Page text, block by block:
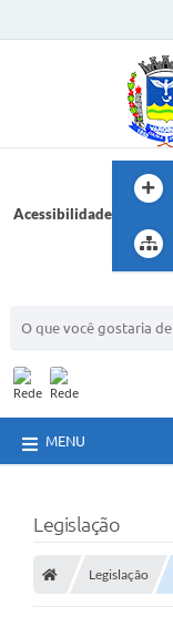
Acessibilidade
MENU
Legislação
Legislação